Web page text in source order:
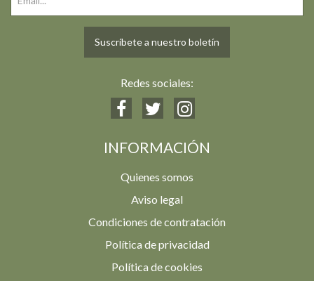
Suscríbete a nuestro boletín
Redes sociales:
INFORMACIÓN
Quienes somos
Aviso legal
Condiciones de contratación
Política de privacidad
Política de cookies